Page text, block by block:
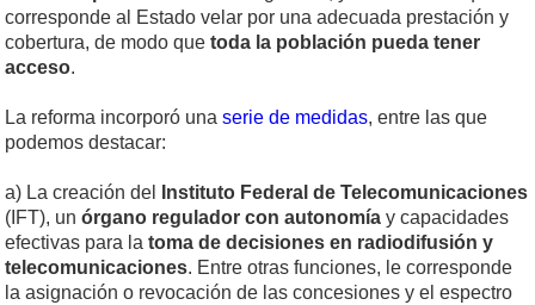
corresponde al Estado velar por una adecuada prestación y
cobertura, de modo que toda la población pueda tener
acceso.
La reforma incorporó una serie de medidas, entre las que
podemos destacar:
a) La creación del
Instituto Federal de Telecomunicaciones
(IFT), un órgano regulador con autonomía y capacidades
efectivas para la toma de decisiones en radiodifusión y
telecomunicaciones. Entre otras funciones, le corresponde
la asignación o revocación de las concesiones y el espectro